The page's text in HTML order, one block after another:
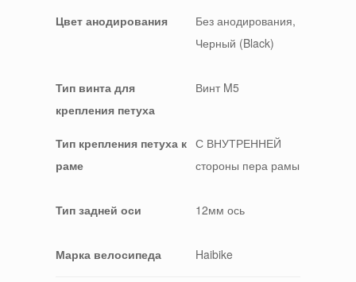
Цвет анодирования
Без анодирования,
Черный (Black)
Тип винта для
крепления петуха
Винт M5
Тип крепления петуха к
раме
С ВНУТРЕННЕЙ
стороны пера рамы
Тип задней оси 12мм ось
Марка велосипеда Haibike